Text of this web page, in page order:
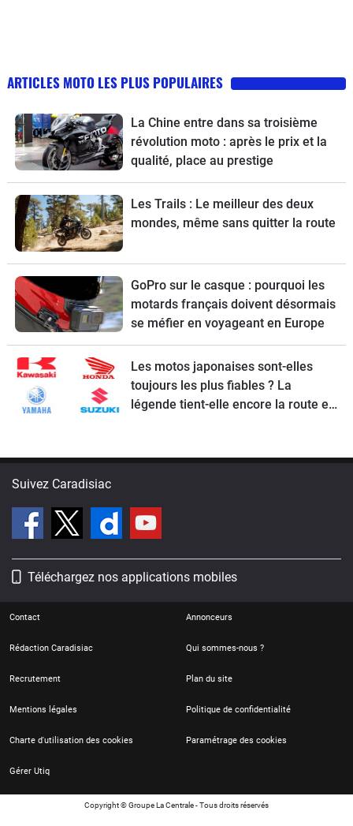
ARTICLES MOTO LES PLUS POPULAIRES
La Chine entre dans sa troisième
révolution moto : après le prix et la
qualité, place au prestige
Les Trails : Le meilleur des deux
mondes, même sans quitter la route
GoPro sur le casque : pourquoi les
motards français doivent désormais
se méfier en voyageant en Europe
Les motos japonaises sont-elles
toujours les plus fiables ? La
légende tient-elle encore la route en
Suivez Caradisiac
Téléchargez nos applications mobiles
Contact Annonceurs
Rédaction Caradisiac Qui sommes-nous ?
Recrutement Plan du site
Mentions légales Politique de confidentialité
Charte d'utilisation des cookies Paramétrage des cookies
Gérer Utiq
Copyright © Groupe La Centrale - Tous droits réservés